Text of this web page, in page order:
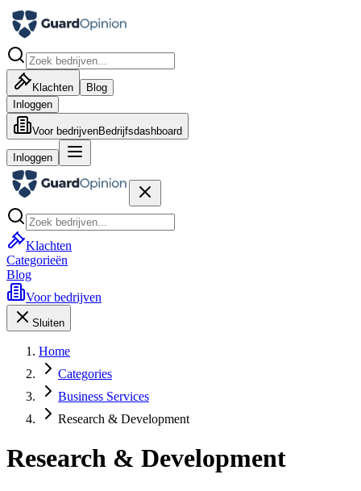
Klachten
Blog
Inloggen
Voor bedrijvenBedrijfsdashboard
Inloggen
Klachten
Categorieën
Blog
Voor bedrijven
Sluiten
Home
Categories
Business Services
Research & Development
Research & Development